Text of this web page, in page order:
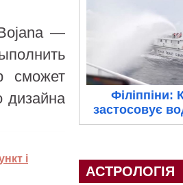
—
сможет
дизайна
і
Філіппіни:
застосовує
АСТРОЛОГІЯ